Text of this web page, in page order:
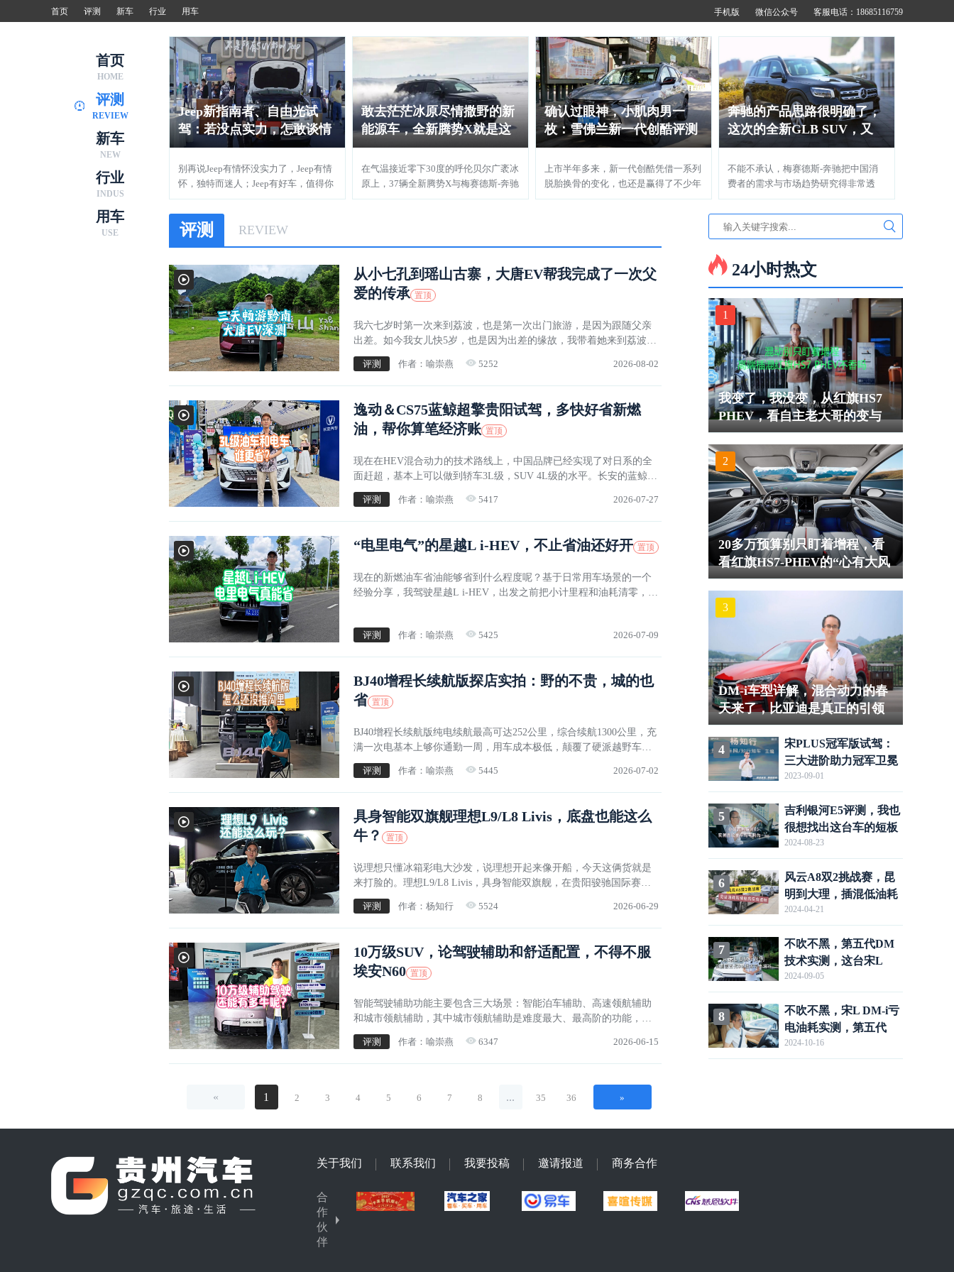
首页 评测 新车 行业 用车 手机版 微信公众号 客服电话：18685116759
首页
HOME
评测
REVIEW
新车
NEW
行业
INDUS
用车
USE
Jeep新指南者、自由光试
驾：若没点实力，怎敢谈情
怀？
别再说Jeep有情怀没实力了，Jeep有情
怀，独特而迷人；Jeep有好车，值得你
细品。
敢去茫茫冰原尽情撒野的新
能源车，全新腾势X就是这
么任性
在气温接近零下30度的呼伦贝尔广袤冰
原上，37辆全新腾势X与梅赛德斯-奔驰
旗下25款车型，共同碾冰砺雪，点燃寒
确认过眼神，小肌肉男一
枚：雪佛兰新一代创酷评测
上市半年多来，新一代创酷凭借一系列
脱胎换骨的变化，也还是赢得了不少年
轻人的关注，并且在某些方面也确实展
奔驰的产品思路很明确了，
这次的全新GLB SUV，又
抢先了一个身位
不能不承认，梅赛德斯-奔驰把中国消
费者的需求与市场趋势研究得非常透
彻。
评测 REVIEW
从小七孔到瑶山古寨，大唐EV帮我完成了一次父
爱的传承 置顶
我六七岁时第一次来到荔波，也是第一次出门旅游，是因为跟随父亲
出差。如今我女儿快5岁，也是因为出差的缘故，我带着她来到荔波。
感谢大唐EV，让我完成了一次父爱的传承。
评测
作者：喻崇燕 5252 2026-08-02
逸动＆CS75蓝鲸超擎贵阳试驾，多快好省新燃
油，帮你算笔经济账 置顶
现在在HEV混合动力的技术路线上，中国品牌已经实现了对日系的全
面赶超，基本上可以做到轿车3L级，SUV 4L级的水平。长安的蓝鲸超
擎，就是其中的代表之一。
评测
作者：喻崇燕 5417 2026-07-27
“电里电气”的星越L i-HEV，不止省油还好开 置顶
现在的新燃油车省油能够省到什么程度呢？基于日常用车场景的一个
经验分享，我驾驶星越L i-HEV，出发之前把小计里程和油耗清零，带
评测
作者：喻崇燕 5425 2026-07-09
BJ40增程长续航版探店实拍：野的不贵，城的也
省 置顶
BJ40增程长续航版纯电续航最高可达252公里，综合续航1300公里，充
满一次电基本上够你通勤一周，用车成本极低，颠覆了硬派越野车费
油费钱的刻板印象。而强悍又好用的越野功能，会让你发现其实专业
越野没有那么难，也没有那么贵。
评测 作者：喻崇燕 5445 2026-07-02
具身智能双旗舰理想L9/L8 Livis，底盘也能这么
牛？
置顶
说理想只懂冰箱彩电大沙发，说理想开起来像开船，今天这俩货就是
来打脸的。理想L9/L8 Livis，具身智能双旗舰，在贵阳骏驰国际赛车
场，把理想全栈自研的800V主动悬架和完全体线控底盘带来的驾控实
力，证明给你看。
评测 作者：杨知行 5524 2026-06-29
10万级SUV，论驾驶辅助和舒适配置，不得不服
埃安N60 置顶
智能驾驶辅助功能主要包含三大场景：智能泊车辅助、高速领航辅助
和城市领航辅助，其中城市领航辅助是难度最大、最高阶的功能，往
往要20万以上的车型才可以具备，但是，埃安N60用10万出头的价格，
它做到了。
评测 作者：喻崇燕 6347 2026-06-15
« 1 2 3 4 5 6 7 8 ... 35 36 »
24小时热文
1
我变了，我没变，从红旗HS7
PHEV，看自主老大哥的变与
不变
2
20多万预算别只盯着增程，看
看红旗HS7-PHEV的“心有大风
景”
3
DM-i车型详解，混合动力的春
天来了，比亚迪是真正的引领
者
4
宋PLUS冠军版试驾：
三大进阶助力冠军卫冕
2023-09-01
5
吉利银河E5评测，我也
很想找出这台车的短板
2024-08-23
6
风云A8双2挑战赛，昆
明到大理，插混低油耗
的天花板被掀翻了
2024-04-21
7
不吹不黑，第五代DM
技术实测，这台宋L
DM-i的亏电油耗竟然
是……
2024-09-05
8
不吹不黑，宋L DM-i亏
电油耗实测，第五代
DM技术到底多省油？
2024-10-16
关于我们 联系我们 我要投稿 邀请报道 商务合作
合
作
伙
伴